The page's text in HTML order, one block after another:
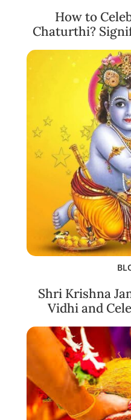
How to
Chaturthi?
Shri Krishna
Vidhi and